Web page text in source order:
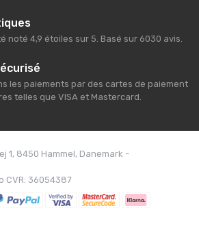
noté 4,9 étoiles sur 5. Basé sur 6030 avis.
les paiements par des cartes de paiement
telles que VISA et Mastercard.
1, 8450 Hammel, Danemark -
CVR: 36054387